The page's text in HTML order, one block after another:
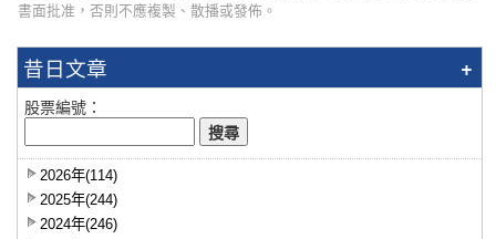
書面批准，否則不應複製、散播或發佈。
昔日文章
股票編號：
2026年(114)
2025年(244)
2024年(246)